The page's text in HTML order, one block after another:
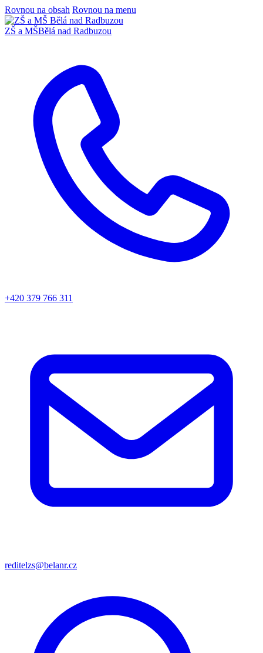
Rovnou na obsah Rovnou na menu
ZŠ a MŠBělá nad Radbuzou
+420 379 766 311
reditelzs@belanr.cz